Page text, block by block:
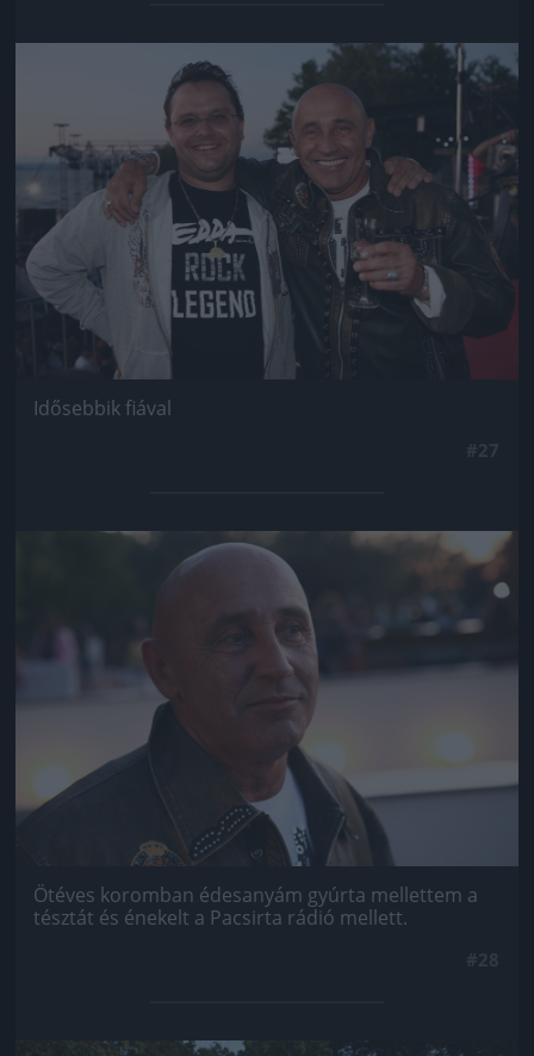
Jön még kép!
Idősebbik fiával
Jön még kép!
Ötéves koromban édesanyám gyúrta mellettem a
tésztát és énekelt a Pacsirta rádió mellett.